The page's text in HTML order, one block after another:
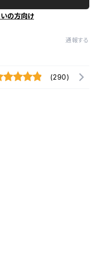
の方向け
通報する
(290)